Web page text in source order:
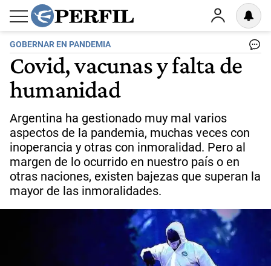
GOBERNAR EN PANDEMIA
Covid, vacunas y falta de
humanidad
Argentina ha gestionado muy mal varios
aspectos de la pandemia, muchas veces con
inoperancia y otras con inmoralidad. Pero al
margen de lo ocurrido en nuestro país o en
otras naciones, existen bajezas que superan la
mayor de las inmoralidades.